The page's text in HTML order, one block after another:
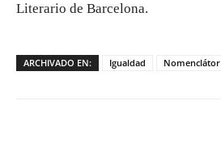
Literario de Barcelona.
ARCHIVADO EN: Igualdad Nomenclátor